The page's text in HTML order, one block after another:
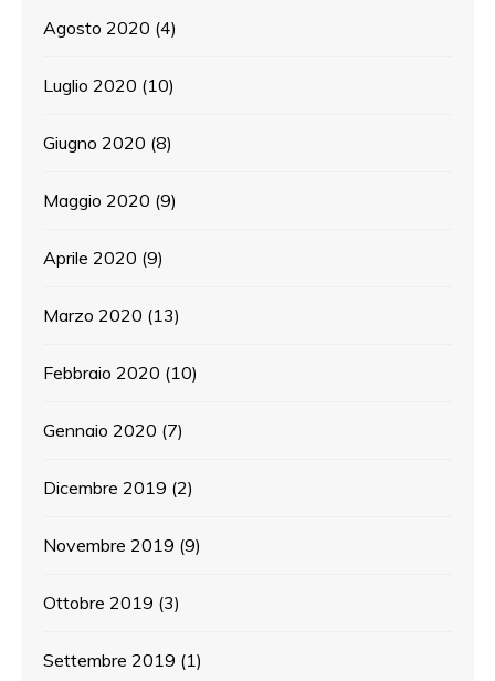
Agosto 2020 (4)
Luglio 2020 (10)
Giugno 2020 (8)
Maggio 2020 (9)
Aprile 2020 (9)
Marzo 2020 (13)
Febbraio 2020 (10)
Gennaio 2020 (7)
Dicembre 2019 (2)
Novembre 2019 (9)
Ottobre 2019 (3)
Settembre 2019 (1)